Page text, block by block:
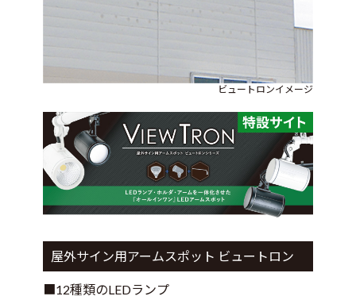
ビュートロンイメージ
屋外サイン用アームスポット ビュートロン
12種類のLEDランプ